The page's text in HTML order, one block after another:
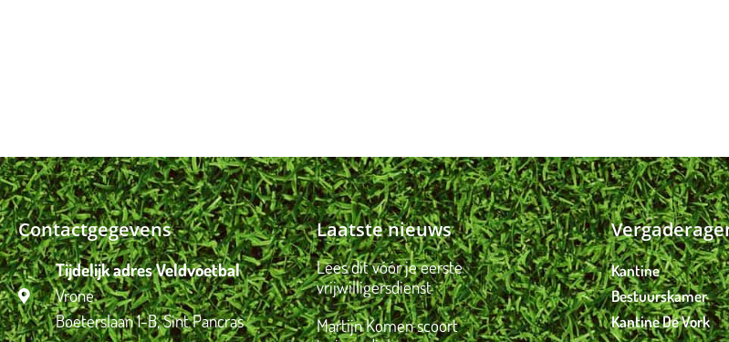
Contactgegevens
Tijdelijk adres Veldvoetbal
Vrone
Boeterslaan 1-B, Sint Pancras
Laatste nieuws
Lees dit vóór je eerste
vrijwilligersdienst
Martijn Komen scoort
Kantine
Bestuurskamer
Kantine De Vork